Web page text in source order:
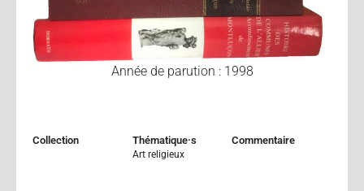
Année de parution : 1998
Collection Thématique·s
Art religieux
Commentaire